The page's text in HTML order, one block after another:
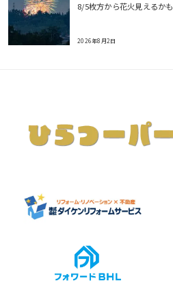
8/5枚方から花火見えるかも
2026年8月2日